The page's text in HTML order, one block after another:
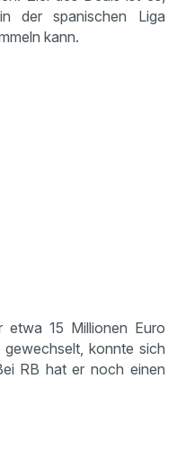
der spanischen Liga
kann.
15 Millionen Euro
konnte sich
RB hat er noch einen